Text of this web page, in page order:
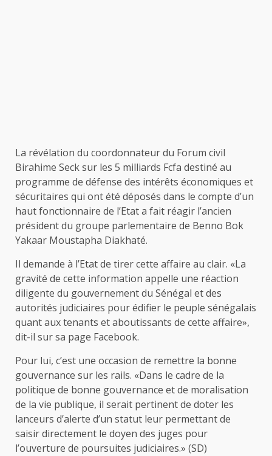
La révélation du coordonnateur du Forum civil
Birahime Seck sur les 5 milliards Fcfa destiné au
programme de défense des intérêts économiques et
sécuritaires qui ont été déposés dans le compte d’un
haut fonctionnaire de l’Etat a fait réagir l’ancien
président du groupe parlementaire de Benno Bok
Yakaar Moustapha Diakhaté.
Il demande à l’Etat de tirer cette affaire au clair. «La
gravité de cette information appelle une réaction
diligente du gouvernement du Sénégal et des
autorités judiciaires pour édifier le peuple sénégalais
quant aux tenants et aboutissants de cette affaire»,
dit-il sur sa page Facebook.
Pour lui, c’est une occasion de remettre la bonne
gouvernance sur les rails. «Dans le cadre de la
politique de bonne gouvernance et de moralisation
de la vie publique, il serait pertinent de doter les
lanceurs d’alerte d’un statut leur permettant de
saisir directement le doyen des juges pour
l’ouverture de poursuites judiciaires.» (SD)